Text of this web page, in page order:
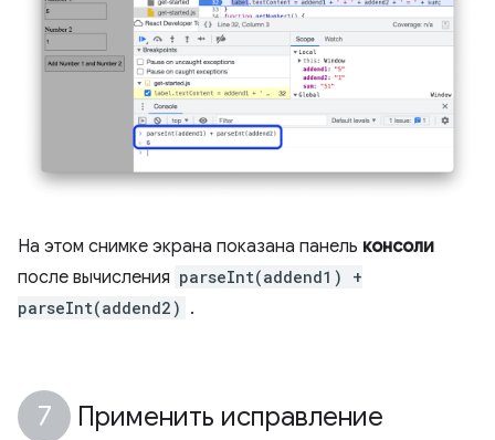
На этом снимке экрана показана панель консоли
после вычисления parseInt(addend1) +
parseInt(addend2) .
Применить исправление